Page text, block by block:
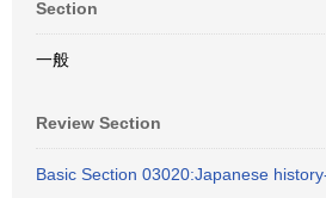
Section
一般
Review Section
Basic Section 03020:Japanese